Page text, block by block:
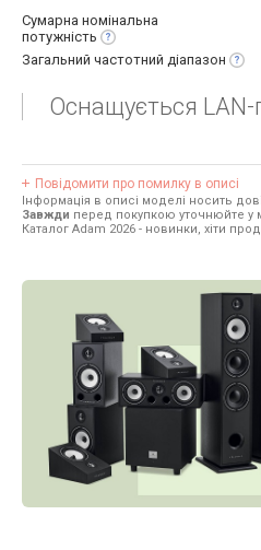
Сумарна номінальна
потужність
Загальний частотний діапазон
Оснащується LAN-
Повідомити про помилку в описі
Інформація в описі моделі носить
Завжди перед покупкою уточнюйте у
Каталог Adam 2026 - новинки, хіти